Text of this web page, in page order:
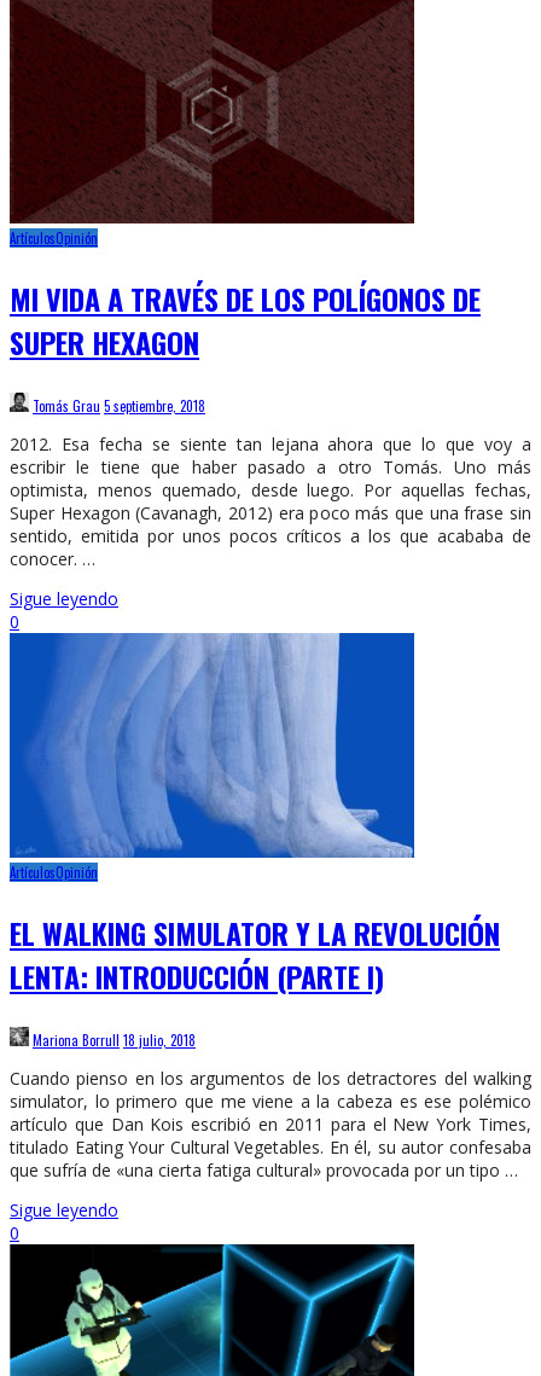
ArtículosOpinión
MI VIDA A TRAVÉS DE LOS POLÍGONOS DE
SUPER HEXAGON
Tomás Grau 5 septiembre, 2018
2012. Esa fecha se siente tan lejana ahora que lo que voy a
escribir le tiene que haber pasado a otro Tomás. Uno más
optimista, menos quemado, desde luego. Por aquellas fechas,
Super Hexagon (Cavanagh, 2012) era poco más que una frase sin
sentido, emitida por unos pocos críticos a los que acababa de
conocer. …
Sigue leyendo
0
ArtículosOpinión
EL WALKING SIMULATOR Y LA REVOLUCIÓN
LENTA: INTRODUCCIÓN (PARTE I)
Mariona Borrull 18 julio, 2018
Cuando pienso en los argumentos de los detractores del walking
simulator, lo primero que me viene a la cabeza es ese polémico
artículo que Dan Kois escribió en 2011 para el New York Times,
titulado Eating Your Cultural Vegetables. En él, su autor confesaba
que sufría de «una cierta fatiga cultural» provocada por un tipo …
Sigue leyendo
0